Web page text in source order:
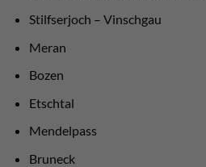
Stilfserjoch – Vinschgau
Meran
Bozen
Etschtal
Mendelpass
Bruneck